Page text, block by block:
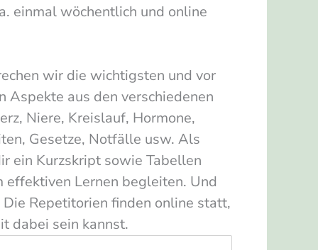
einmal wöchentlich und online
wir die wichtigsten und vor
Aspekte aus den verschiedenen
Niere, Kreislauf, Hormone,
Gesetze, Notfälle usw. Als
ein Kurzskript sowie Tabellen
Lernen begleiten. Und
Repetitorien finden online statt,
dabei sein kannst.